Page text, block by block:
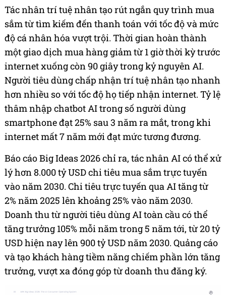
Tác nhân trí tuệ nhân tạo rút ngắn quy trình mua
sắm từ tìm kiếm đến thanh toán với tốc độ và mức
độ cá nhân hóa vượt trội. Thời gian hoàn thành
một giao dịch mua hàng giảm từ 1 giờ thời kỳ trước
internet xuống còn 90 giây trong kỷ nguyên AI.
Người tiêu dùng chấp nhận trí tuệ nhân tạo nhanh
hơn nhiều so với tốc độ họ tiếp nhận internet. Tỷ lệ
thâm nhập chatbot AI trong số người dùng
smartphone đạt 25% sau 3 năm ra mắt, trong khi
internet mất 7 năm mới đạt mức tương đương.
Báo cáo Big Ideas 2026 chỉ ra, tác nhân AI có thể xử
lý hơn 8.000 tỷ USD chi tiêu mua sắm trực tuyến
vào năm 2030. Chi tiêu trực tuyến qua AI tăng từ
2% năm 2025 lên khoảng 25% vào năm 2030.
Doanh thu từ người tiêu dùng AI toàn cầu có thể
tăng trưởng 105% mỗi năm trong 5 năm tới, từ 20 tỷ
USD hiện nay lên 900 tỷ USD năm 2030. Quảng cáo
và tạo khách hàng tiềm năng chiếm phần lớn tăng
trưởng, vượt xa đóng góp từ doanh thu đăng ký.